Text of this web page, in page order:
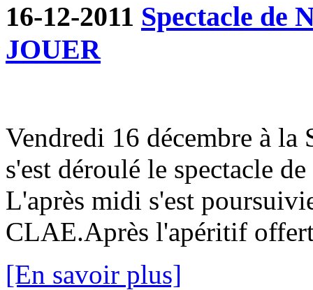
16-12-2011 Spectacle de
JOUER
Vendredi 16 décembre à la
s'est déroulé le spectacle
L'après midi s'est
CLAE.Après l'apéritif
[En savoir plus]